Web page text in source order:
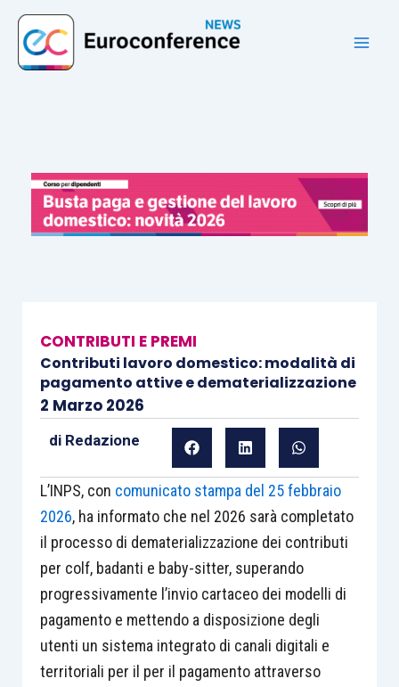
contenuto
CONTRIBUTI E PREMI
Contributi lavoro domestico: modalità di
pagamento attive e dematerializzazione
2 Marzo 2026
di Redazione
L’INPS, con comunicato stampa del 25 febbraio
2026, ha informato che nel 2026 sarà completato
il processo di dematerializzazione dei contributi
per colf, badanti e baby-sitter, superando
progressivamente l’invio cartaceo dei modelli di
pagamento e mettendo a disposizione degli
utenti un sistema integrato di canali digitali e
territoriali per il per il pagamento attraverso